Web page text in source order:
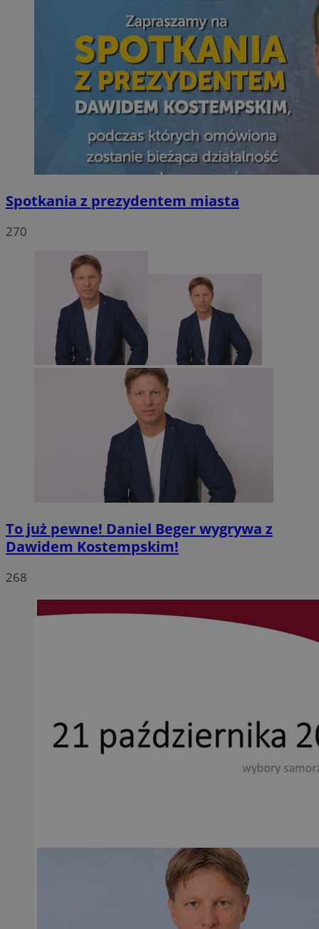
Spotkania z prezydentem miasta
270
To już pewne! Daniel Beger wygrywa z
Dawidem Kostempskim!
268